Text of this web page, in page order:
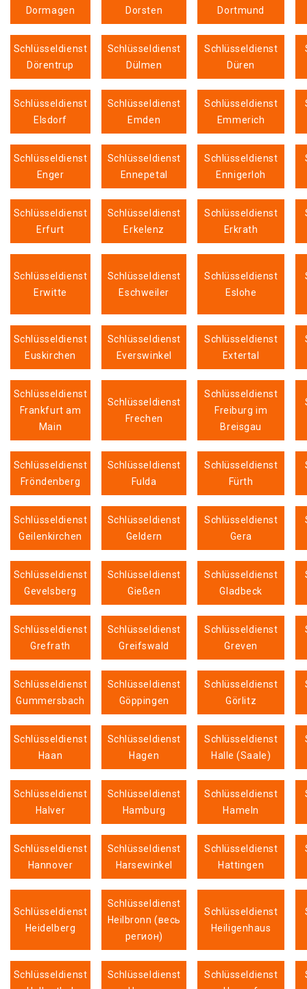
Dormagen
Dorsten
Dortmund
Schlüsseldienst
Dörentrup
Schlüsseldienst
Dülmen
Schlüsseldienst
Düren
Schlüsseldienst
Elsdorf
Schlüsseldienst
Emden
Schlüsseldienst
Emmerich
Schlüsseldienst
Enger
Schlüsseldienst
Ennepetal
Schlüsseldienst
Ennigerloh
Schlüsseldienst
Erfurt
Schlüsseldienst
Erkelenz
Schlüsseldienst
Erkrath
Schlüsseldienst
Erwitte
Schlüsseldienst
Eschweiler
Schlüsseldienst
Eslohe
Schlüsseldienst
Euskirchen
Schlüsseldienst
Everswinkel
Schlüsseldienst
Extertal
Schlüsseldienst
Frankfurt am
Main
Schlüsseldienst
Frechen
Schlüsseldienst
Freiburg im
Breisgau
Schlüsseldienst
Fröndenberg
Schlüsseldienst
Fulda
Schlüsseldienst
Fürth
Schlüsseldienst
Geilenkirchen
Schlüsseldienst
Geldern
Schlüsseldienst
Gera
Schlüsseldienst
Gevelsberg
Schlüsseldienst
Gießen
Schlüsseldienst
Gladbeck
Schlüsseldienst
Grefrath
Schlüsseldienst
Greifswald
Schlüsseldienst
Greven
Schlüsseldienst
Gummersbach
Schlüsseldienst
Göppingen
Schlüsseldienst
Görlitz
Schlüsseldienst
Haan
Schlüsseldienst
Hagen
Schlüsseldienst
Halle (Saale)
Schlüsseldienst
Halver
Schlüsseldienst
Hamburg
Schlüsseldienst
Hameln
Schlüsseldienst
Hannover
Schlüsseldienst
Harsewinkel
Schlüsseldienst
Hattingen
Schlüsseldienst
Heidelberg
Schlüsseldienst
Heilbronn (весь
регион)
Schlüsseldienst
Heiligenhaus
Schlüsseldienst
Schlüsseldienst
Schlüsseldienst